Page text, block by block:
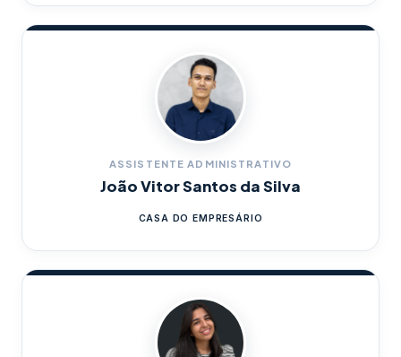
ASSISTENTE ADMINISTRATIVO
João Vitor Santos da Silva
CASA DO EMPRESÁRIO